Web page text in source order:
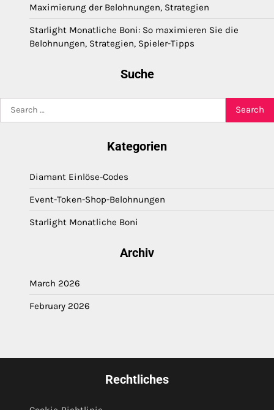
Maximierung der Belohnungen, Strategien
Starlight Monatliche Boni: So maximieren Sie die
Belohnungen, Strategien, Spieler-Tipps
Suche
Kategorien
Diamant Einlöse-Codes
Event-Token-Shop-Belohnungen
Starlight Monatliche Boni
Archiv
March 2026
February 2026
Rechtliches